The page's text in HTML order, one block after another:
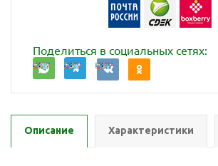
Поделиться в социальных сетях:
Описание Характеристики